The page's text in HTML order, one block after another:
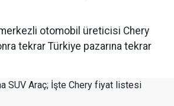
otomobil üreticisi Chery
tekrar Türkiye pazarına tekrar